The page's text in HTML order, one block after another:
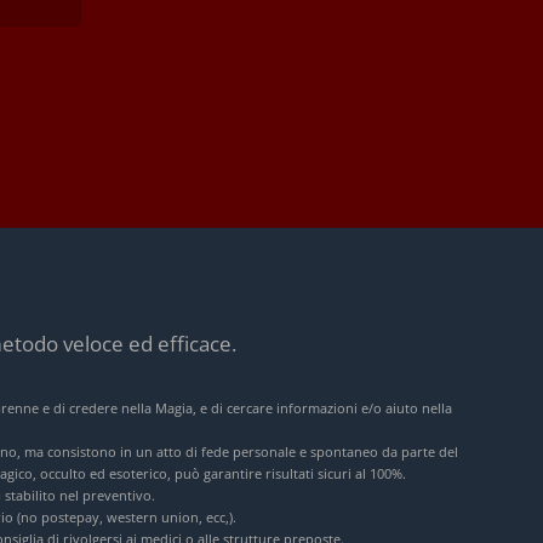
veloce ed efficace.
e di credere nella Magia, e di cercare informazioni e/o aiuto nella
ma consistono in un atto di fede personale e spontaneo da parte del
occulto ed esoterico, può garantire risultati sicuri al 100%.
stabilito nel preventivo.
(no postepay, western union, ecc,).
di rivolgersi ai medici o alle strutture preposte.